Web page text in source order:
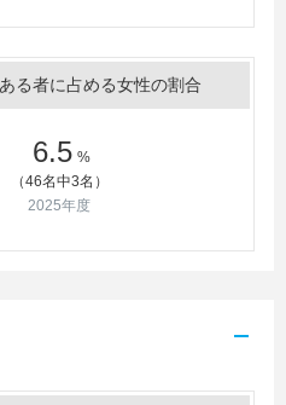
る者に占める女性の割合
6.5 %
（46名中3名）
2025年度